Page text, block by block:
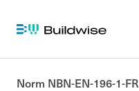
Norm NBN-EN-196-1-FR